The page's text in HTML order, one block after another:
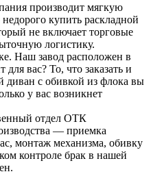
производит мягкую
купить раскладной
не включает торговые
логистику.
Наш завод расположен в
для вас? То, что заказать и
диван с обивкой из флока вы
у вас возникнет
отдел ОТК
— приемка
монтаж механизма, обивку
контроле брак в нашей